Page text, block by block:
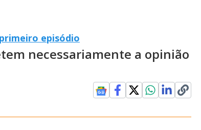
episódio
necessariamente a opinião